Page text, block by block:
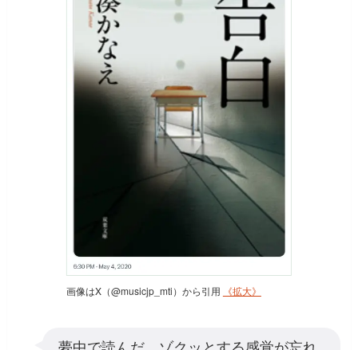
画像はX（@musicjp_mti）から引用 《拡大》
夢中で読んだ。ゾクッとする感覚が忘れ